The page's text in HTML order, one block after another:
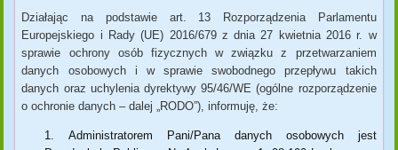
Działając na podstawie art. 13 Rozporządzenia Parlamentu
Europejskiego i Rady (UE) 2016/679 z dnia 27 kwietnia 2016 r. w
sprawie ochrony osób fizycznych w związku z przetwarzaniem
danych osobowych i w sprawie swobodnego przepływu takich
danych oraz uchylenia dyrektywy 95/46/WE (ogólne rozporządzenie
o ochronie danych – dalej „RODO”), informuję, że:
Administratorem Pani/Pana danych osobowych jest